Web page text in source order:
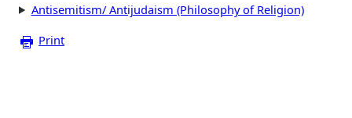
Antisemitism/ Antijudaism (Philosophy of Religion)
Print